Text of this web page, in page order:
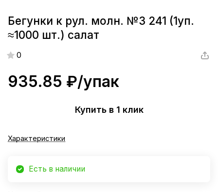
Бегунки к рул. молн. №3 241 (1уп.
≈1000 шт.) салат
0
935.85 ₽/упак
Купить в 1 клик
Характеристики
Есть в наличии